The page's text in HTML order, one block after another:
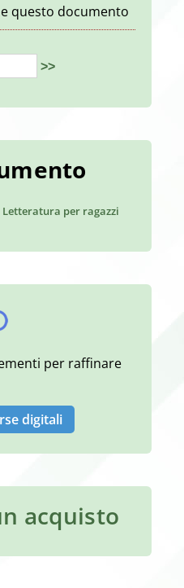
questo documento
>>
Letteratura per ragazzi
per raffinare
digitali
acquisto